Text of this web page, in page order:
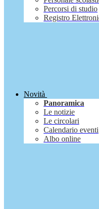
Percorsi di studio
Registro
Novità
Panoramica
Le notizie
Le circolari
Calendario eventi
Albo online